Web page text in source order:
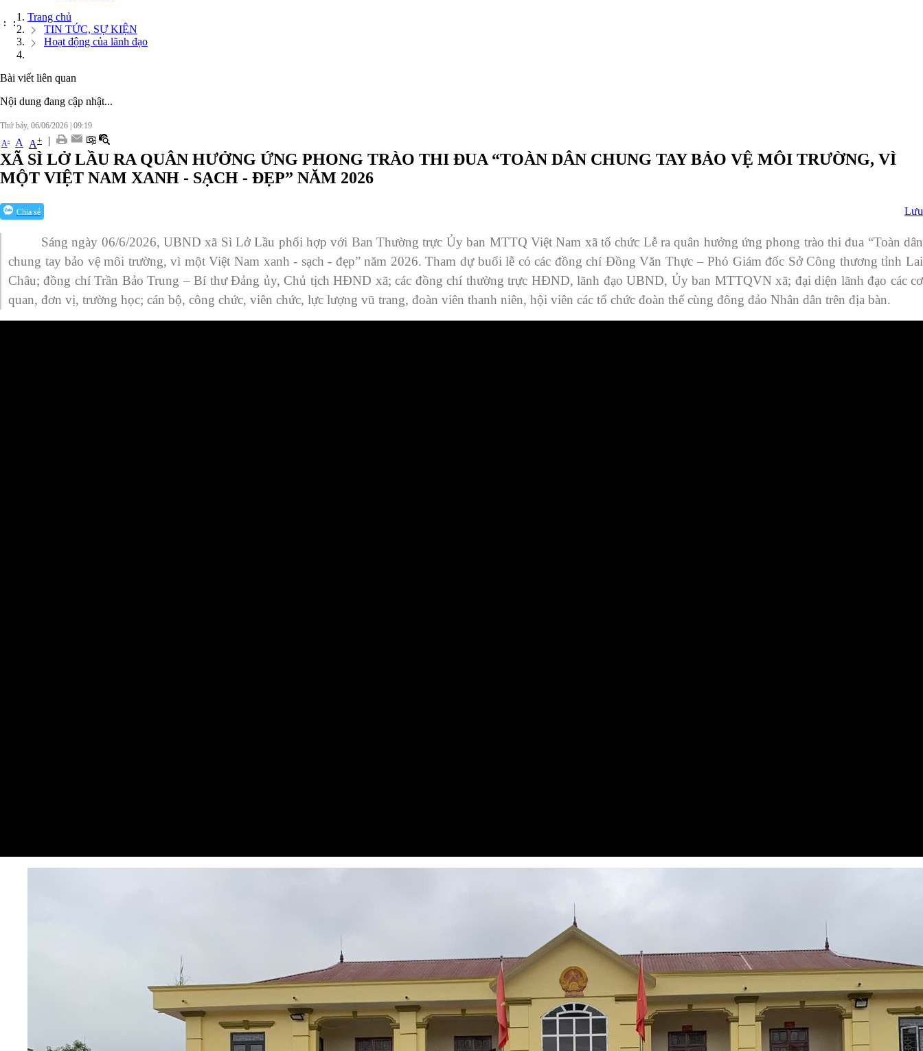
: :
Trang chủ
TIN TỨC, SỰ KIỆN
Hoạt động của lãnh đạo
Bài viết liên quan
Nội dung đang cập nhật...
Thứ bảy, 06/06/2026 | 09:19
A- A A+ |
XÃ SÌ LỞ LẦU RA QUÂN HƯỞNG ỨNG PHONG TRÀO THI ĐUA “TOÀN DÂN CHUNG TAY BẢO VỆ MÔI TRƯỜNG, VÌ
MỘT VIỆT NAM XANH - SẠCH - ĐẸP” NĂM 2026
Chia sẻ Lưu
Sáng ngày 06/6/2026, UBND xã Sì Lở Lầu phối hợp với Ban Thường trực Ủy ban MTTQ Việt Nam xã tổ chức Lễ ra quân hưởng ứng phong trào thi đua “Toàn dân
chung tay bảo vệ môi trường, vì một Việt Nam xanh - sạch - đẹp” năm 2026. Tham dự buổi lễ có các đồng chí Đồng Văn Thực – Phó Giám đốc Sở Công thương tỉnh Lai
Châu; đồng chí Trần Bảo Trung – Bí thư Đảng ủy, Chủ tịch HĐND xã; các đồng chí thường trực HĐND, lãnh đạo UBND, Ủy ban MTTQVN xã; đại diện lãnh đạo các cơ
quan, đơn vị, trường học; cán bộ, công chức, viên chức, lực lượng vũ trang, đoàn viên thanh niên, hội viên các tổ chức đoàn thể cùng đông đảo Nhân dân trên địa bàn.